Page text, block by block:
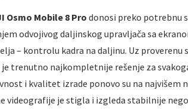
Osmo Mobile 8 Pro donosi preko potrebnu
odvojivog daljinskog upravljača sa
– kontrolu kadra na daljinu. Uz
trenutno najkompletnije rešenje za
i kvalitet izrade ponovo su na najvišem
videografije je stigla i izgleda stabilnije